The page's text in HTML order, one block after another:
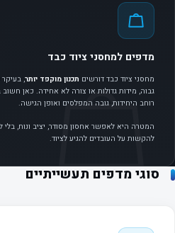
מדפים למחסני ציוד כבד
מחסני ציוד כבד דורשים תכנון מוקפד יותר,
גבוה, מידות גדולות או צורה לא אחידה. כאן
רוחב היחידות, גובה המפלסים ואופן הגישה.
המטרה היא לאפשר אחסון מסודר, יציב ונוח, בלי
להקשות על העובדים להגיע לציוד.
סוגי מדפים תעשייתיים